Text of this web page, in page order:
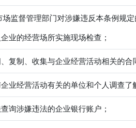
监督管理部门对涉嫌违反本条例规
企业的经营场所实施现场检查；
、复制、收集与企业经营活动相关的
企业经营活动有关的单位和个人调查了
查询涉嫌违法的企业银行账户；